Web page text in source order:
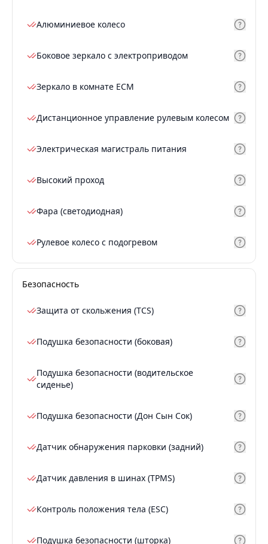
Алюминиевое колесо
Боковое зеркало с электроприводом
Зеркало в комнате ECM
Дистанционное управление рулевым колесом
Электрическая магистраль питания
Высокий проход
Фара (светодиодная)
Рулевое колесо с подогревом
Безопасность
Защита от скольжения (TCS)
Подушка безопасности (боковая)
Подушка безопасности (водительское
сиденье)
Подушка безопасности (Дон Сын Сок)
Датчик обнаружения парковки (задний)
Датчик давления в шинах (TPMS)
Контроль положения тела (ESC)
Подушка безопасности (шторка)